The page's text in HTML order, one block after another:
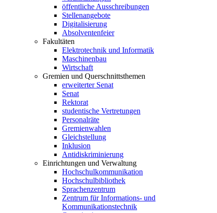
öffentliche Ausschreibungen
Stellenangebote
Digitalisierung
Absolventenfeier
Fakultäten
Elektrotechnik und Informatik
Maschinenbau
Wirtschaft
Gremien und Querschnittsthemen
erweiterter Senat
Senat
Rektorat
studentische Vertretungen
Personalräte
Gremienwahlen
Gleichstellung
Inklusion
Antidiskriminierung
Einrichtungen und Verwaltung
Hochschulkommunikation
Hochschulbibliothek
Sprachenzentrum
Zentrum für Informations- und
Kommunikationstechnik